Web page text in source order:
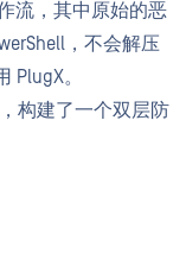
流，其中原始的恶
，不会解压
PlugX。
构建了一个双层防